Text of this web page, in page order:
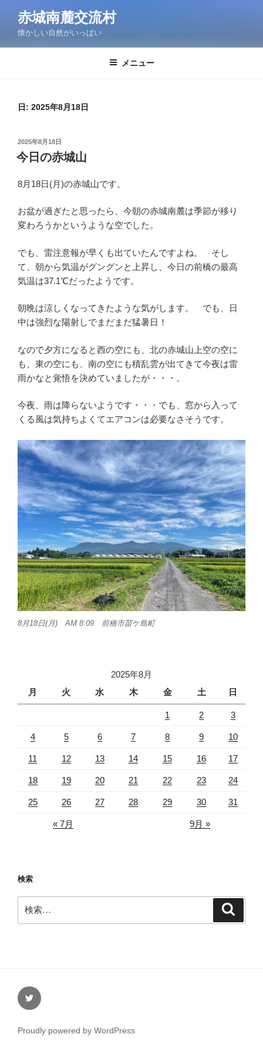
ン
赤城南麓交流村
懐かしい自然がいっぱい
メニュー
日: 2025年8月18日
投
稿
日:
2025年8月18日
今日の赤城山
8月18日(月)の赤城山です。
お盆が過ぎたと思ったら、今朝の赤城南麓は季節が移り
変わろうかというような空でした。
でも、雷注意報が早くも出ていたんですよね。 そし
て、朝から気温がグングンと上昇し、今日の前橋の最高
気温は37.1℃だったようです。
朝晩は涼しくなってきたような気がします。 でも、日
中は強烈な陽射しでまだまだ猛暑日！
なので夕方になると西の空にも、北の赤城山上空の空に
も、東の空にも、南の空にも積乱雲が出てきて今夜は雷
雨かなと覚悟を決めていましたが・・・。
今夜、雨は降らないようです・・・でも、窓から入って
くる風は気持ちよくてエアコンは必要なさそうです。
8月18日(月) AM 8:09 前橋市苗ケ島町
2025年8月
月
火 水 木 金 土 日
1 2 3
4 5 6 7 8 9 10
11 12 13 14 15 16 17
18 19 20 21 22 23 24
25 26 27 28 29 30 31
« 7月 9月 »
検索
索:
Twitter
Proudly powered by WordPress